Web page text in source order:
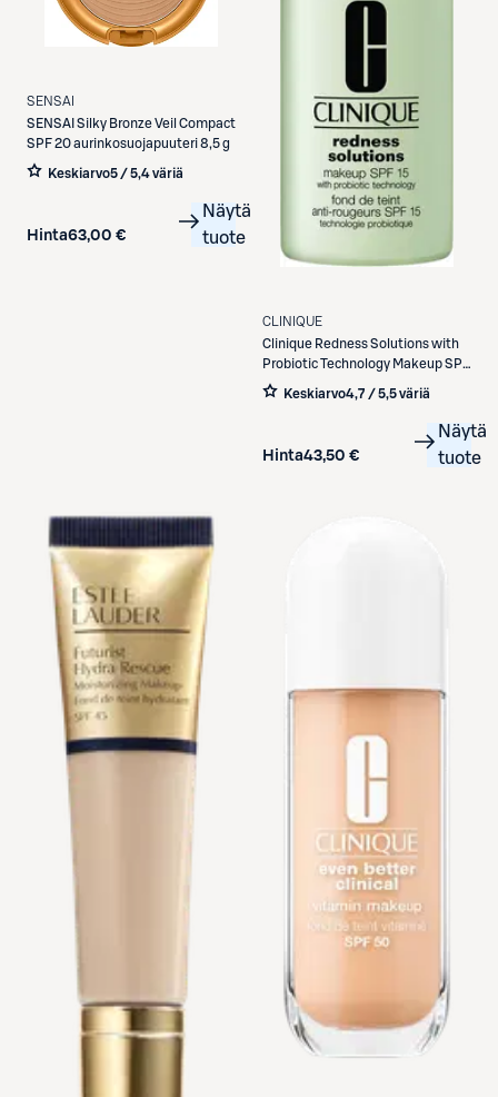
SENSAI
SENSAI Silky Bronze Veil Compact
SPF 20 aurinkosuojapuuteri 8,5 g
Keskiarvo5 / 5,4 väriä
Hinta63,00 €
Näytä
tuote
CLINIQUE
Clinique Redness Solutions with
Probiotic Technology Makeup SPF
15 meikkivoide 30 ml
Keskiarvo4,7 / 5,5 väriä
Hinta43,50 €
Näytä
tuote